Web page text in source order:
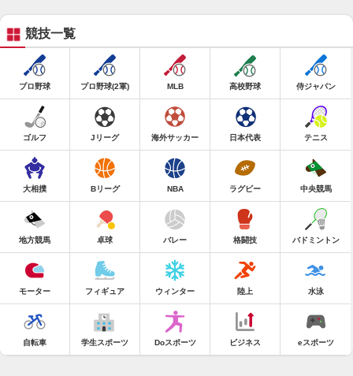
競技一覧
プロ野球 プロ野球(2軍) MLB 高校野球 侍ジャパン
ゴルフ Jリーグ 海外サッカー 日本代表 テニス
大相撲 Bリーグ NBA ラグビー 中央競馬
地方競馬 卓球 バレー 格闘技 バドミントン
モーター フィギュア ウィンター 陸上 水泳
自転車 学生スポーツ Doスポーツ ビジネス eスポーツ